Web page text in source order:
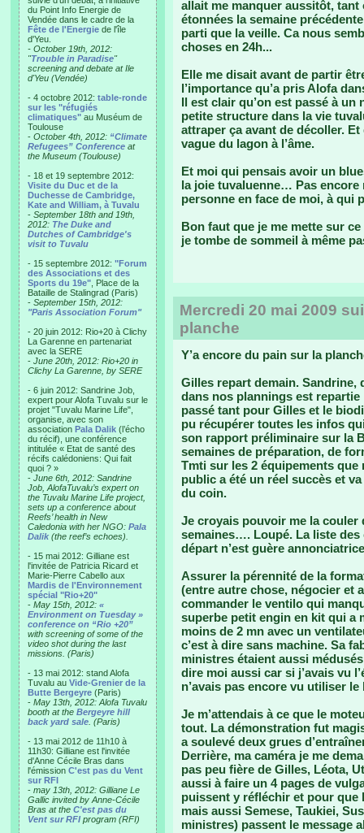
du Point Info Energie de
Vendée dans le cadre de la
Fête de l'Energie de l'île
d'Yeu.
- October 19th, 2012:
"Trouble in Paradise"
screening and debate at Ile
d'Yeu (Vendée)
- 4 octobre 2012: table-ronde
sur les "réfugiés
climatiques" au Muséum de
Toulouse
- October 4th, 2012: “Climate
Refugees” Conference at
the Museum (Toulouse)
- 18 et 19 septembre 2012:
Visite du Duc et de la
Duchesse de Cambridge,
Kate and William, à Tuvalu
- September 18th and 19th,
2012: The Duke and
Dutches of Cambridge's
visit to Tuvalu
- 15 septembre 2012: "Forum
des Associations et des
Sports du 19e" , Place de la
Bataille de Stalingrad (Paris)
- September 15th, 2012:
"Paris Association Forum"
- 20 juin 2012: Rio+20 à Clichy
La Garenne en partenariat
avec la SERE
- June 20th, 2012: Rio+20 in
Clichy La Garenne, by SERE
- 6 juin 2012: Sandrine Job,
expert pour Alofa Tuvalu sur le
projet "Tuvalu Marine Life",
organise, avec son
association Pala Dalik (l’écho
du récif), une conférence
intitulée « Etat de santé des
récifs calédoniens: Qui fait
quoi ? »
- June 6th, 2012: Sandrine
Job, AlofaTuvalu’s expert on
the Tuvalu Marine Life project,
sets up a conference about
Reefs’ health in New
Caledonia with her NGO: Pala
Dalik (the reef’s echoes).
- 15 mai 2012: Gilliane est
l'invitée de Patricia Ricard et
Marie-Pierre Cabello aux
Mardis de l'Environnement
spécial "Rio+20"
- May 15th, 2012: «
Environment on Tuesday »
conference on “Rio +20”
with screening of some of the
video shot during the last
missions. (Paris)
- 13 mai 2012: stand Alofa
Tuvalu au Vide-Grenier de la
Butte Bergeyre (Paris)
- May 13th, 2012: Alofa Tuvalu
booth at the Bergeyre hill
back yard sale . (Paris)
- 13 mai 2012 de 11h10 à
11h30: Gilliane est l'invitée
d'Anne Cécile Bras dans
l'émission C'est pas du Vent
sur RFI
- may 13th, 2012: Gilliane Le
Gallic invited by Anne-Cécile
Bras at the C'est pas du
Vent sur RFI program (RFI)
allait me manquer aussitôt,
étonnées la semaine
parti que la veille. Ca nous
choses en 24h...
Elle me disait avant de partir
l’importance qu’a pris Alofa
Il est clair qu’on est passé à
petite structure dans la vie
attraper ça avant de décoller.
vague du lagon à l’âme.
Et moi qui pensais avoir un
la joie tuvaluenne… Pas encore
personne en face de moi, à qui
Bon faut que je me mette sur
je tombe de sommeil à même
Mercredi 20 mai 2009
planche
Y’a encore du pain sur la
Gilles repart demain. Sandrine,
dans nos plannings est repartie
passé tant pour Gilles et le
pu récupérer toutes les infos
son rapport préliminaire sur la
semaines de préparation, de
Tmti sur les 2 équipements que
public a été un réel succès et
du coin.
Je croyais pouvoir me la couler
semaines…. Loupé. La liste des
départ n’est guère
Assurer la pérennité de la
(entre autre chose, négocier et
commander le ventilo qui
superbe petit engin en kit qui a
moins de 2 mn avec un
c’est à dire sans machine. Sa
ministres étaient aussi
dire moi aussi car si j’avais vu
n’avais pas encore vu utiliser le
Je m’attendais à ce que le
tout. La démonstration fut
a soulevé deux grues
Derrière, ma caméra je me
pas peu fière de Gilles, Léota,
aussi à faire un 4 pages de
puissent y réfléchir et pour que
mais aussi Semese, Taukiei,
ministres) passent le message